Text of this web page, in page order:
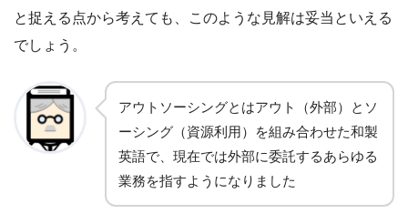
と捉える点から考えても、このような見解は妥当といえる
でしょう。
アウトソーシングとはアウト（外部）とソ
ーシング（資源利用）を組み合わせた和製
英語で、現在では外部に委託するあらゆる
業務を指すようになりました